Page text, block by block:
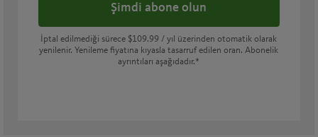
Şimdi abone olun
İptal edilmediği sürece $109.99 / yıl üzerinden otomatik olarak
yenilenir. Yenileme fiyatına kıyasla tasarruf edilen oran. Abonelik
ayrıntıları aşağıdadır.*